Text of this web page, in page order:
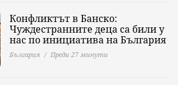
Конфликтът в Банско:
Чуждестранните деца са били у
нас по инициатива на България
България Преди 27 минути